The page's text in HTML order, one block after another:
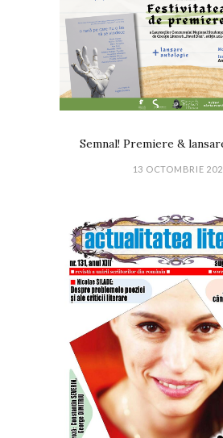
Semnal! Premiere &
13 OCTOMBRIE